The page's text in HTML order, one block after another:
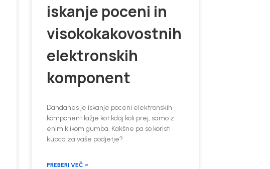
iskanje poceni in
visokokakovostnih
elektronskih
komponent
Dandanes je iskanje poceni elektronskih
komponent lažje kot kdaj koli prej, samo z
enim klikom gumba. Kakšne pa so koristi
kupca za vaše podjetje?
PREBERI VEČ »